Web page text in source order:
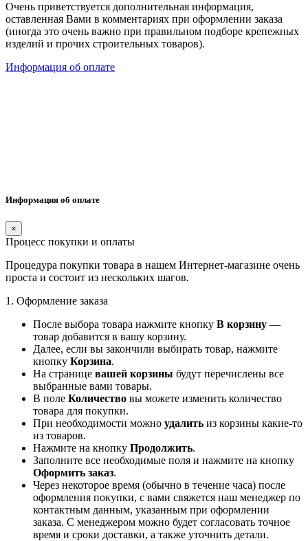
Очень приветствуется дополнительная информация,
оставленная Вами в комментариях при оформлении заказа
(иногда это очень важно при правильном подборе крепежных
изделий и прочих строительных товаров).
Информация об оплате
Информация об оплате
×
Процесс покупки и оплаты
Процедура покупки товара в нашем Интернет-магазине очень
проста и состоит из нескольких шагов.
1. Оформление заказа
После выбора товара нажмите кнопку В корзину —
товар добавится в вашу корзину.
Далее, если вы закончили выбирать товар, нажмите
кнопку Корзина.
На странице вашей корзины будут перечислены все
выбранные вами товары.
В поле Количество вы можете изменить количество
товара для покупки.
При необходимости можно удалить из корзины какие-то
из товаров.
Нажмите на кнопку Продолжить.
Заполните все необходимые поля и нажмите на кнопку
Оформить заказ.
Через некоторое время (обычно в течение часа) после
оформления покупки, с вами свяжется наш менеджер по
контактным данным, указанным при оформлении
заказа. С менеджером можно будет согласовать точное
время и сроки доставки, а также уточнить детали.